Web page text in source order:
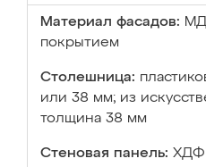
Материал фасадов:
покрытием
Столешница:
или 38 мм; из
толщина 38 мм
Стеновая панель: ХДФ